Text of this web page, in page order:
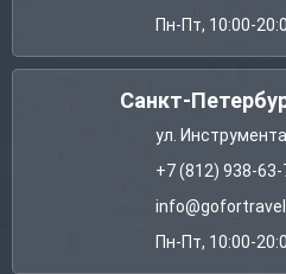
Пн-Пт, 10:00-
Санкт-
ул.
+7 (812) 938-63-
Пн-Пт, 10:00-